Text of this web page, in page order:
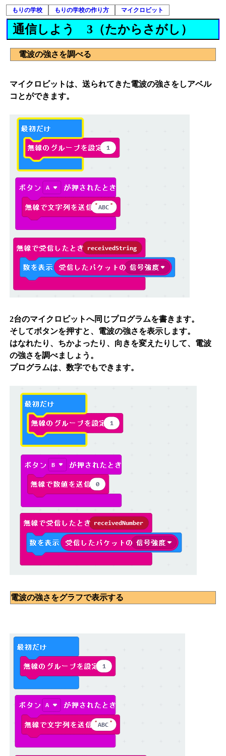
もりの学校 もりの学校の作り方 マイクロビット
通信しよう 3（たからさがし）
電波の強さを調べる
マイクロビットは、送られてきた電波の強さをしアベル
コとができます。
2台のマイクロビットへ同じプログラムを書きます。
そしてボタンを押すと、電波の強さを表示します。
はなれたり、ちかよったり、向きを変えたりして、電波
の強さを調べましょう。
プログラムは、数字でもできます。
電波の強さをグラフで表示する